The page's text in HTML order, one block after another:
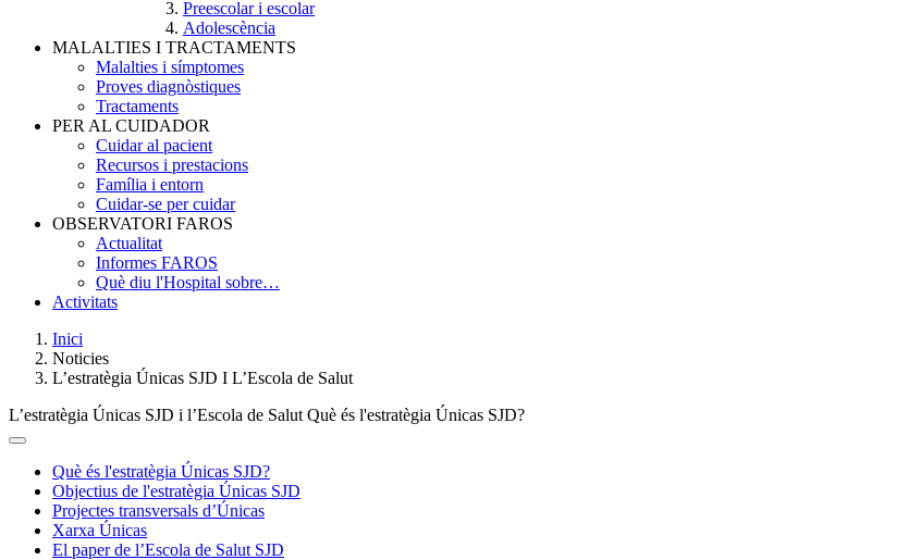
Preescolar i escolar
Adolescència
MALALTIES I TRACTAMENTS
Malalties i símptomes
Proves diagnòstiques
Tractaments
PER AL CUIDADOR
Cuidar al pacient
Recursos i prestacions
Família i entorn
Cuidar-se per cuidar
OBSERVATORI FAROS
Actualitat
Informes FAROS
Què diu l'Hospital sobre…
Activitats
Breadcrumb
Inici
Noticies
L’estratègia Únicas SJD I L’Escola de Salut
L’estratègia Únicas SJD i l’Escola de Salut Què és l'estratègia Únicas SJD?
Què és l'estratègia Únicas SJD?
Objectius de l'estratègia Únicas SJD
Projectes transversals d’Únicas
Xarxa Únicas
El paper de l’Escola de Salut SJD